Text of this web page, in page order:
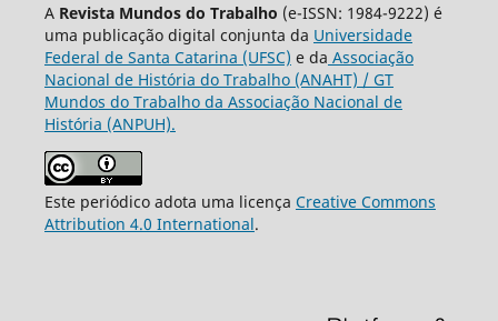
A Revista Mundos do Trabalho (e-ISSN: 1984-9222) é
uma publicação digital conjunta da Universidade
Federal de Santa Catarina (UFSC) e da Associação
Nacional de História do Trabalho (ANAHT) / GT
Mundos do Trabalho da Associação Nacional de
História (ANPUH).
Este periódico adota uma licença Creative Commons
Attribution 4.0 International.